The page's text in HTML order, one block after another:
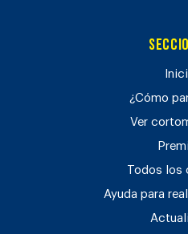
¿Cómo
Ver
Todos los
Ayuda para